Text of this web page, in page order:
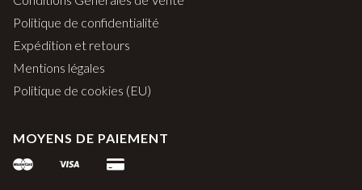
Politique de confidentialité
Expédition et retours
Mentions légales
Politique de cookies (EU)
MOYENS DE PAIEMENT